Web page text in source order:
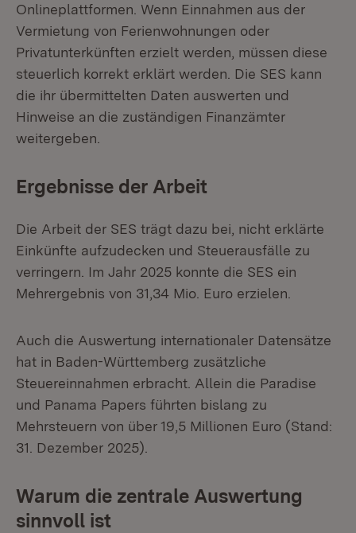
Onlineplattformen. Wenn Einnahmen aus der
Vermietung von Ferienwohnungen oder
Privatunterkünften erzielt werden, müssen diese
steuerlich korrekt erklärt werden. Die SES kann
die ihr übermittelten Daten auswerten und
Hinweise an die zuständigen Finanzämter
weitergeben.
Ergebnisse der Arbeit
Die Arbeit der SES trägt dazu bei, nicht erklärte
Einkünfte aufzudecken und Steuerausfälle zu
verringern. Im Jahr 2025 konnte die SES ein
Mehrergebnis von 31,34 Mio. Euro erzielen.
Auch die Auswertung internationaler Datensätze
hat in Baden-Württemberg zusätzliche
Steuereinnahmen erbracht. Allein die Paradise
und Panama Papers führten bislang zu
Mehrsteuern von über 19,5 Millionen Euro (Stand:
31. Dezember 2025).
Warum die zentrale Auswertung
sinnvoll ist